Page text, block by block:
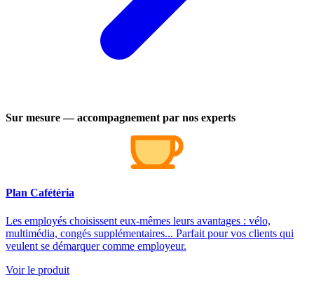
Sur mesure — accompagnement par nos experts
Plan Cafétéria
Les employés choisissent eux-mêmes leurs avantages : vélo,
multimédia, congés supplémentaires... Parfait pour vos clients qui
veulent se démarquer comme employeur.
Voir le produit